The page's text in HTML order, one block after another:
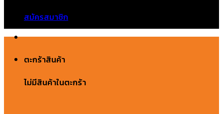
ตะกร้าสินค้า
ไม่มีสินค้าในตะกร้า
สมัครสมาชิก